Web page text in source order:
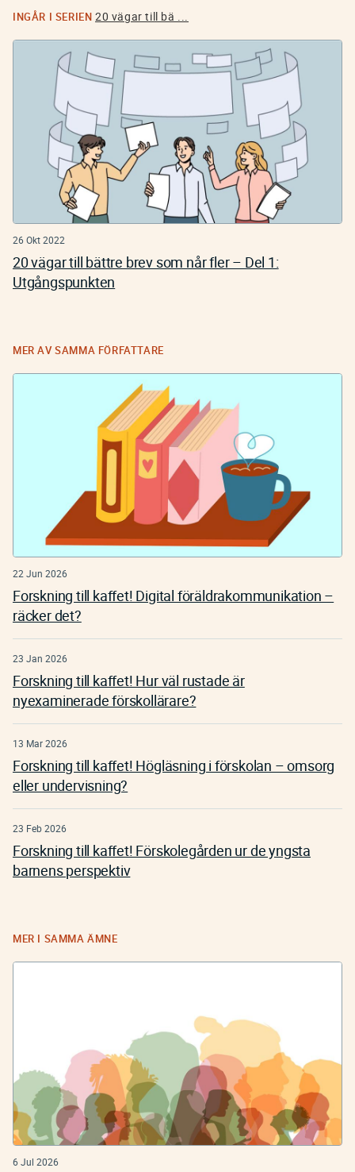
INGÅR I SERIEN 20 vägar till bä ...
26 Okt 2022
20 vägar till bättre brev som når fler – Del 1:
Utgångspunkten
MER AV SAMMA FÖRFATTARE
22 Jun 2026
Forskning till kaffet! Digital föräldrakommunikation –
räcker det?
23 Jan 2026
Forskning till kaffet! Hur väl rustade är
nyexaminerade förskollärare?
13 Mar 2026
Forskning till kaffet! Högläsning i förskolan – omsorg
eller undervisning?
23 Feb 2026
Forskning till kaffet! Förskolegården ur de yngsta
barnens perspektiv
MER I SAMMA ÄMNE
6 Jul 2026